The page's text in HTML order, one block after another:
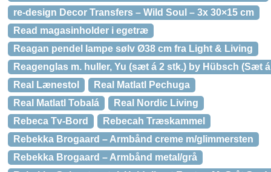
re-design Decor Transfers – Wild Soul – 3x 30×15 cm
Read magasinholder i egetræ
Reagan pendel lampe sølv Ø38 cm fra Light & Living
Reagenglas m. huller, Yu (sæt á 2 stk.) by Hübsch (Sæt
Real Lænestol
Real Matlatl Pechuga
Real Matlatl Tobalá
Real Nordic Living
Rebeca Tv-Bord
Rebecah Træskammel
Rebekka Brogaard – Armbånd creme m/glimmersten
Rebekka Brogaard – Armbånd metal/grå